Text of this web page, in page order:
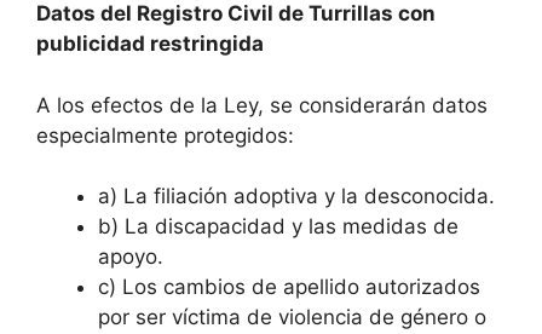
Datos del Registro Civil de Turrillas con
publicidad restringida
A los efectos de la Ley, se considerarán datos
especialmente protegidos:
a) La filiación adoptiva y la desconocida.
b) La discapacidad y las medidas de
apoyo.
c) Los cambios de apellido autorizados
por ser víctima de violencia de género o